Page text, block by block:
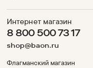
Интернет магазин
8 800 500 73 17
shop@baon.ru
Флагманский магазин